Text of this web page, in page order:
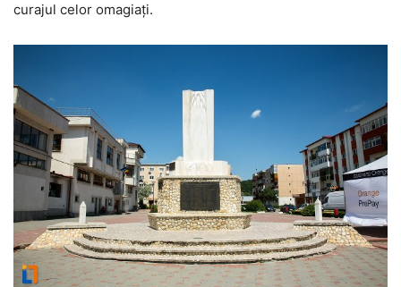
curajul celor omagiați.